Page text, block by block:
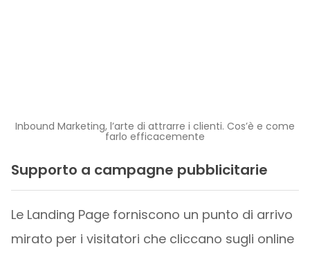
Inbound Marketing, l’arte di attrarre i clienti. Cos’è e come
farlo efficacemente
Supporto a campagne pubblicitarie
Le Landing Page forniscono un punto di arrivo
mirato per i visitatori che cliccano sugli online